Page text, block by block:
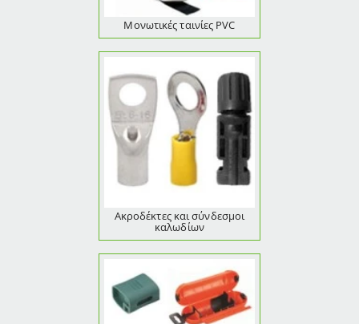
Μονωτικές ταινίες PVC
Ακροδέκτες και σύνδεσμοι
καλωδίων